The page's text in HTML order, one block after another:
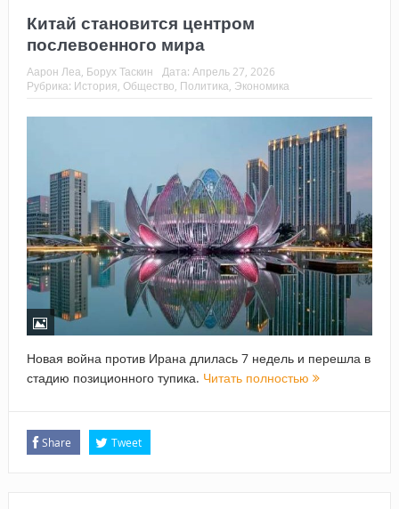
Китай становится центром
послевоенного мира
Аарон Леа, Борух Таскин Дата: Апрель 27, 2026
Рубрика: История Общество Политика Экономика
Новая война против Ирана длилась 7 недель и перешла в
стадию позиционного тупика. Читать полностью
Share Tweet